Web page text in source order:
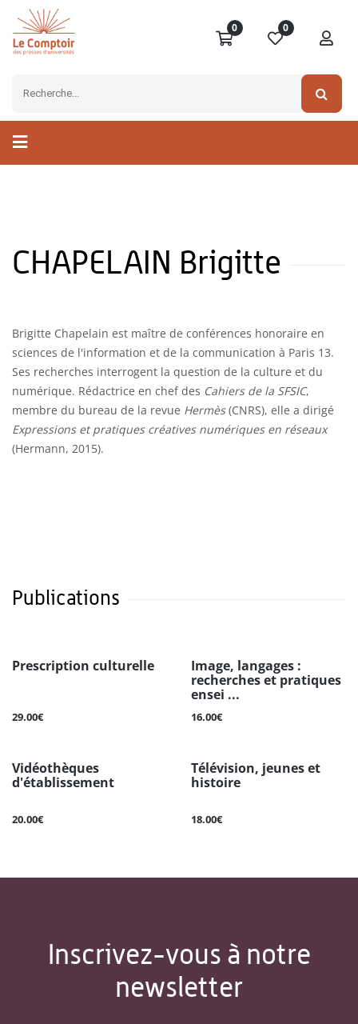
0 0
CHAPELAIN Brigitte
Brigitte Chapelain est maître de conférences honoraire en
sciences de l'information et de la communication à Paris 13.
Ses recherches interrogent la question de la culture et du
numérique. Rédactrice en chef des Cahiers de la SFSIC,
membre du bureau de la revue Hermès(CNRS), elle a dirigé
Expressions et pratiques créatives numériques en réseaux
(Hermann, 2015).
Publications
Prescription culturelle
29.00€
Image, langages :
recherches et pratiques
ensei ...
16.00€
Vidéothèques
d'établissement
20.00€
Télévision, jeunes et
histoire
18.00€
Inscrivez-vous à notre
newsletter